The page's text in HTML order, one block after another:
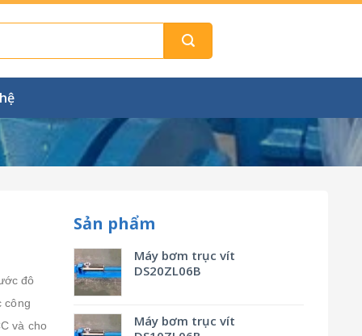
Sản phẩm
Máy bơm trục vít
DS20ZL06B
Máy bơm trục vít
đô
công
và cho